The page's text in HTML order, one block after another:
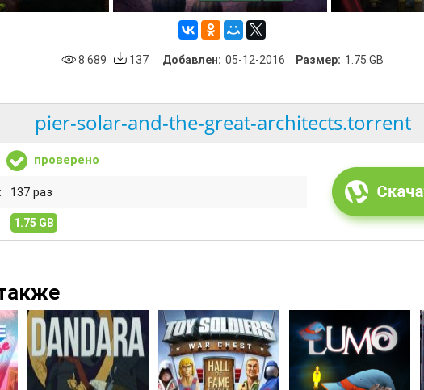
8 689 137 Добавлен: 05-12-2016 Размер: 1.75 GB
pier-solar-and-the-great-architects.torrent
проверено
137 раз
1.75 GB